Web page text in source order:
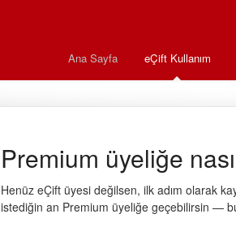
Ana Sayfa eÇift Kullanım
Premium üyeliğe
Henüz eÇift üyesi değilsen, ilk adım olarak
istediğin an Premium üyeliğe geçebilirsin —